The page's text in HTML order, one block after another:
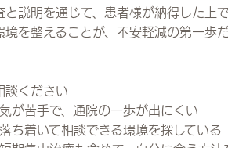
説明を通じて、患者様が納得した上
を整えることが、不安軽減の第一歩
談ください
が苦手で、通院の一歩が出にくい
ち着いて相談できる環境を探している